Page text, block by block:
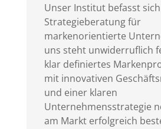
Unser Institut befasst
Strategieberatung für
markenorientierte
uns steht unwiderruflich
klar definiertes
mit innovativen
und einer klaren
Unternehmensstrategie
am Markt erfolgreich